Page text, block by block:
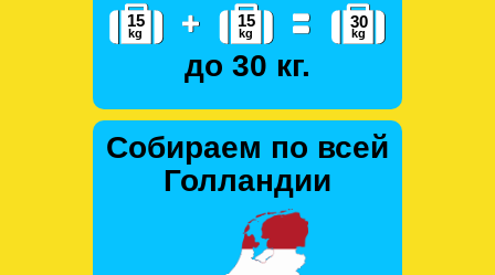
до 30 кг.
Собираем по всей
Голландии